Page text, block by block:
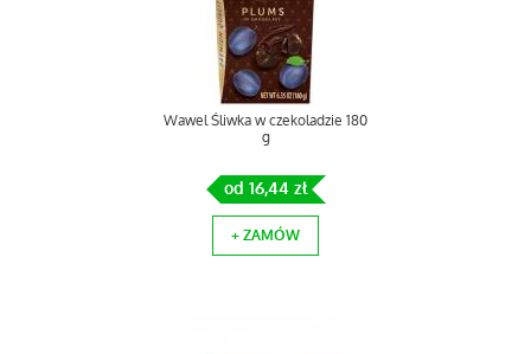
Wawel Śliwka w czekoladzie 180
g
od 16,44 zł
+ ZAMÓW